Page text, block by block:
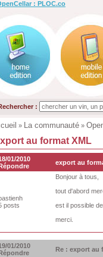
: PLOC.co
:
» La communauté »
au format XML
01/2010
export au
posts
Bonjour à tous,
tout d'abord
est il possible
merci.
01/2010
Re : export au